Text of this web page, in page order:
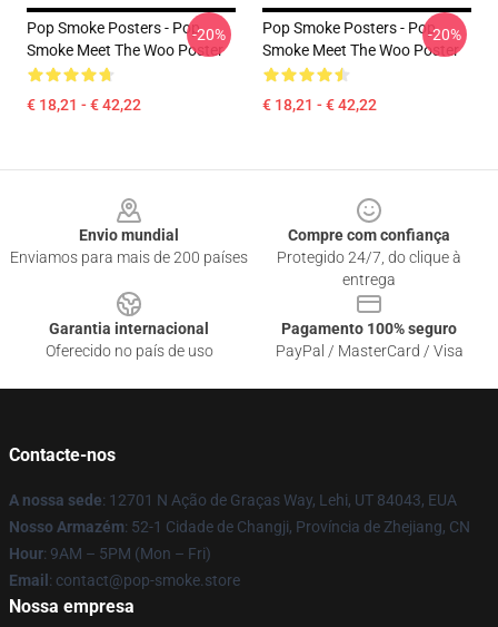
Pop Smoke Posters - Pop
Smoke Meet The Woo Poster
€ 18,21 - € 42,22
-20%
Pop Smoke Posters - Pop
Smoke Meet The Woo Poster
€ 18,21 - € 42,22
-20%
Envio mundial
Enviamos para mais de 200 países
Compre com confiança
Protegido 24/7, do clique à
entrega
Garantia internacional
Oferecido no país de uso
Pagamento 100% seguro
PayPal / MasterCard / Visa
Contacte-nos
A nossa sede: 12701 N Ação de Graças Way, Lehi, UT 84043, EUA
Nosso Armazém: 52-1 Cidade de Changji, Província de Zhejiang, CN
Hour: 9AM – 5PM (Mon – Fri)
Email : contact@pop-smoke.store
Nossa empresa